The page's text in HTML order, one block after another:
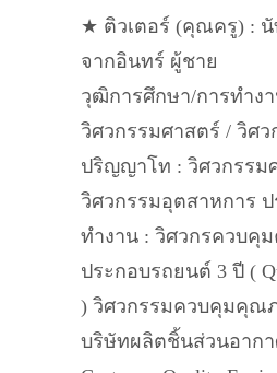
★ ติวเตอร์ (คุณครู) :
จากอินทร์ ผู้ชาย
วุฒิการศึกษา/การทำง
วิศวกรรมศาสตร์ / วิศ
ปริญญาโท : วิศวกรรม
วิศวกรรมอุตสาหการ ป
ทำงาน : วิศวกรควบคุ
ประกอบรถยนต์ 3 ปี (
) วิศวกรรมควบคุมคุณ
บริษัทผลิตชิ้นส่วนอากา